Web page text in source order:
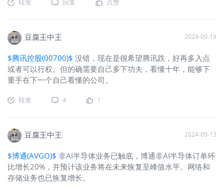
转发 回复 点赞
豆腐王中王 2024-09-18
$腾讯控股(00700)$ 没错，现在是很希望腾讯跌，好再多入点
或者可以行权。但的确需要自己多下功夫，看懂十年，能够下
重手在下一个自己看懂的公司。
转发 4 1
豆腐王中王 2024-09-13
$博通(AVGO)$ 非AI半导体业务已触底，博通非AI半导体订单环
比增长20%，并预计该业务将在未来恢复至峰值水平。网络和
存储业务也已恢复增长。